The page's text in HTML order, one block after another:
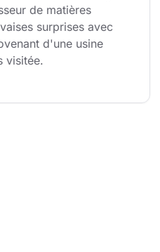
de matières
surprises avec
d'une usine
visitée.